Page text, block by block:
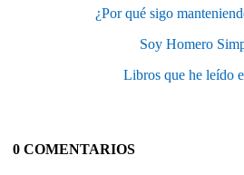
¿Por qué sigo
Soy Homero
Libros que he leído
0 COMENTARIOS